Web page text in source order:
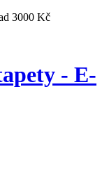
3000 Kč
- E-